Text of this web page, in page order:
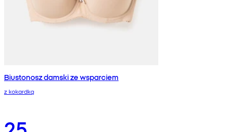
Biustonosz damski ze wsparciem
z kokardką